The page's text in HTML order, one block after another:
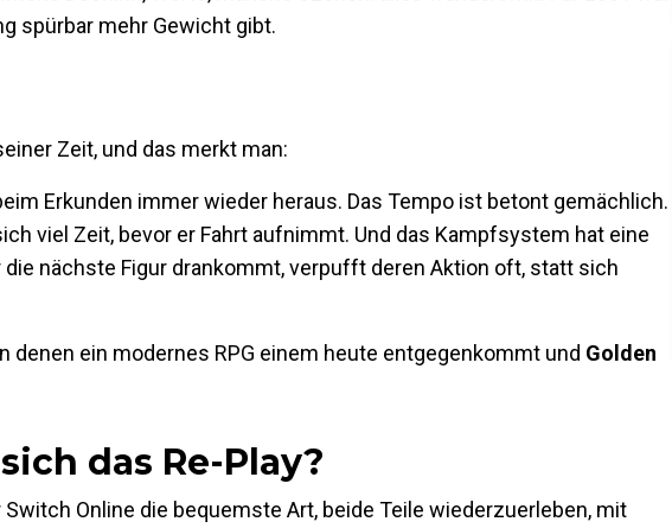
spürbar mehr Gewicht gibt.
Zeit, und das merkt man:
Erkunden immer wieder heraus. Das Tempo ist betont gemächlich.
viel Zeit, bevor er Fahrt aufnimmt. Und das Kampfsystem hat eine
nächste Figur drankommt, verpufft deren Aktion oft, statt sich
denen ein modernes RPG einem heute entgegenkommt und Golden
das Re-Play?
Online die bequemste Art, beide Teile wiederzuerleben, mit